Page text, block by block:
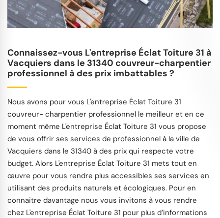
Connaissez-vous L'entreprise Éclat Toiture 31 à
Vacquiers dans le 31340 couvreur-charpentier
professionnel à des prix imbattables ?
Nous avons pour vous L'entreprise Éclat Toiture 31
couvreur- charpentier professionnel le meilleur et en ce
moment même L'entreprise Éclat Toiture 31 vous propose
de vous offrir ses services de professionnel à la ville de
Vacquiers dans le 31340 à des prix qui respecte votre
budget. Alors L'entreprise Éclat Toiture 31 mets tout en
œuvre pour vous rendre plus accessibles ses services en
utilisant des produits naturels et écologiques. Pour en
connaitre davantage nous vous invitons à vous rendre
chez L'entreprise Éclat Toiture 31 pour plus d’informations